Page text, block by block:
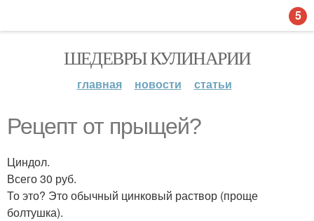
ШЕДЕВРЫ КУЛИНАРИИ
главная новости статьи
Рецепт от прыщей?
Циндол.
Всего 30 руб.
То это? Это обычный цинковый раствор (проще
болтушка).
5